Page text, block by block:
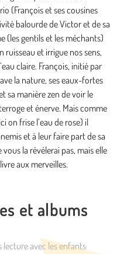
(François et ses cousines
balourde de Victor et de sa
(les gentils et les méchants)
ruisseau et irrigue nos sens,
claire. François, initié par
la nature, ses eaux-fortes
sa manière zen de voir le
et énerve. Mais comme
on frise l’eau de rose) il
et à leur faire part de sa
la révélerai pas, mais elle
aux merveilles.
et albums
avec les enfants